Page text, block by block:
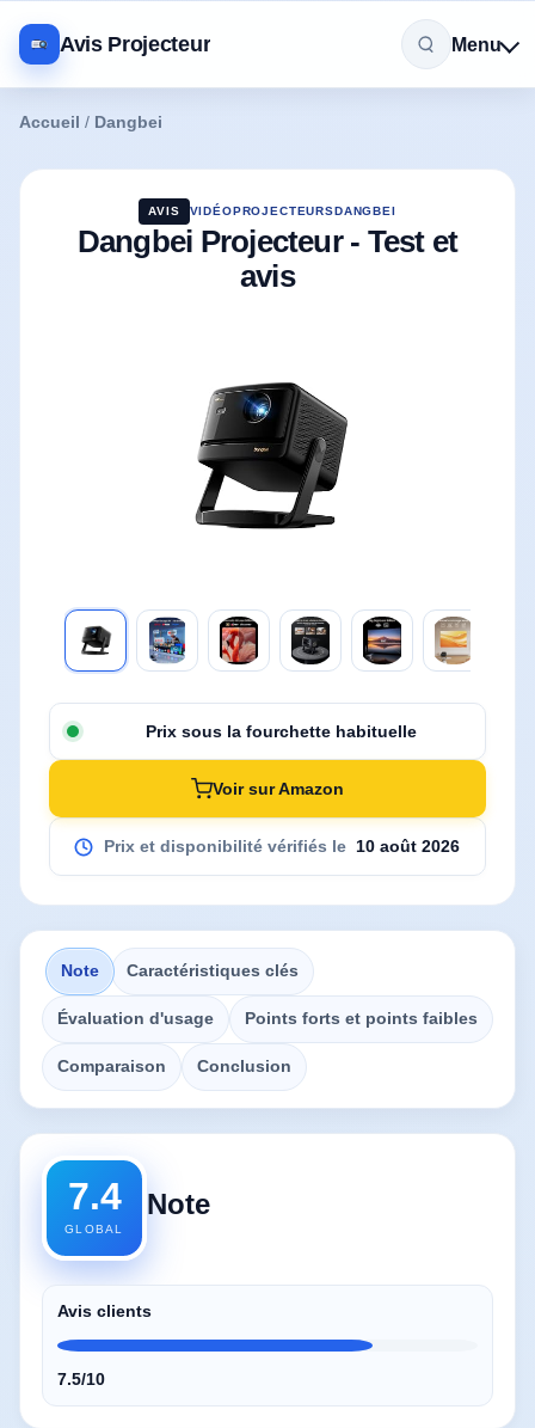
Avis Projecteur Menu
Accueil / Dangbei
AVIS VIDÉOPROJECTEURSDANGBEI
Dangbei Projecteur - Test et
avis
Prix sous la fourchette habituelle
Voir sur Amazon
Prix et disponibilité vérifiés le 10 août 2026
Note Caractéristiques clés
Évaluation d'usage Points forts et points faibles
Comparaison Conclusion
7.4
GLOBAL
Note
Avis clients
7.5/10